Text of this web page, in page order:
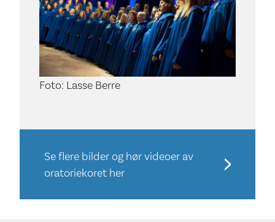
Foto: Lasse Berre
Se flere bilder og hør videoer av
oratoriekoret her